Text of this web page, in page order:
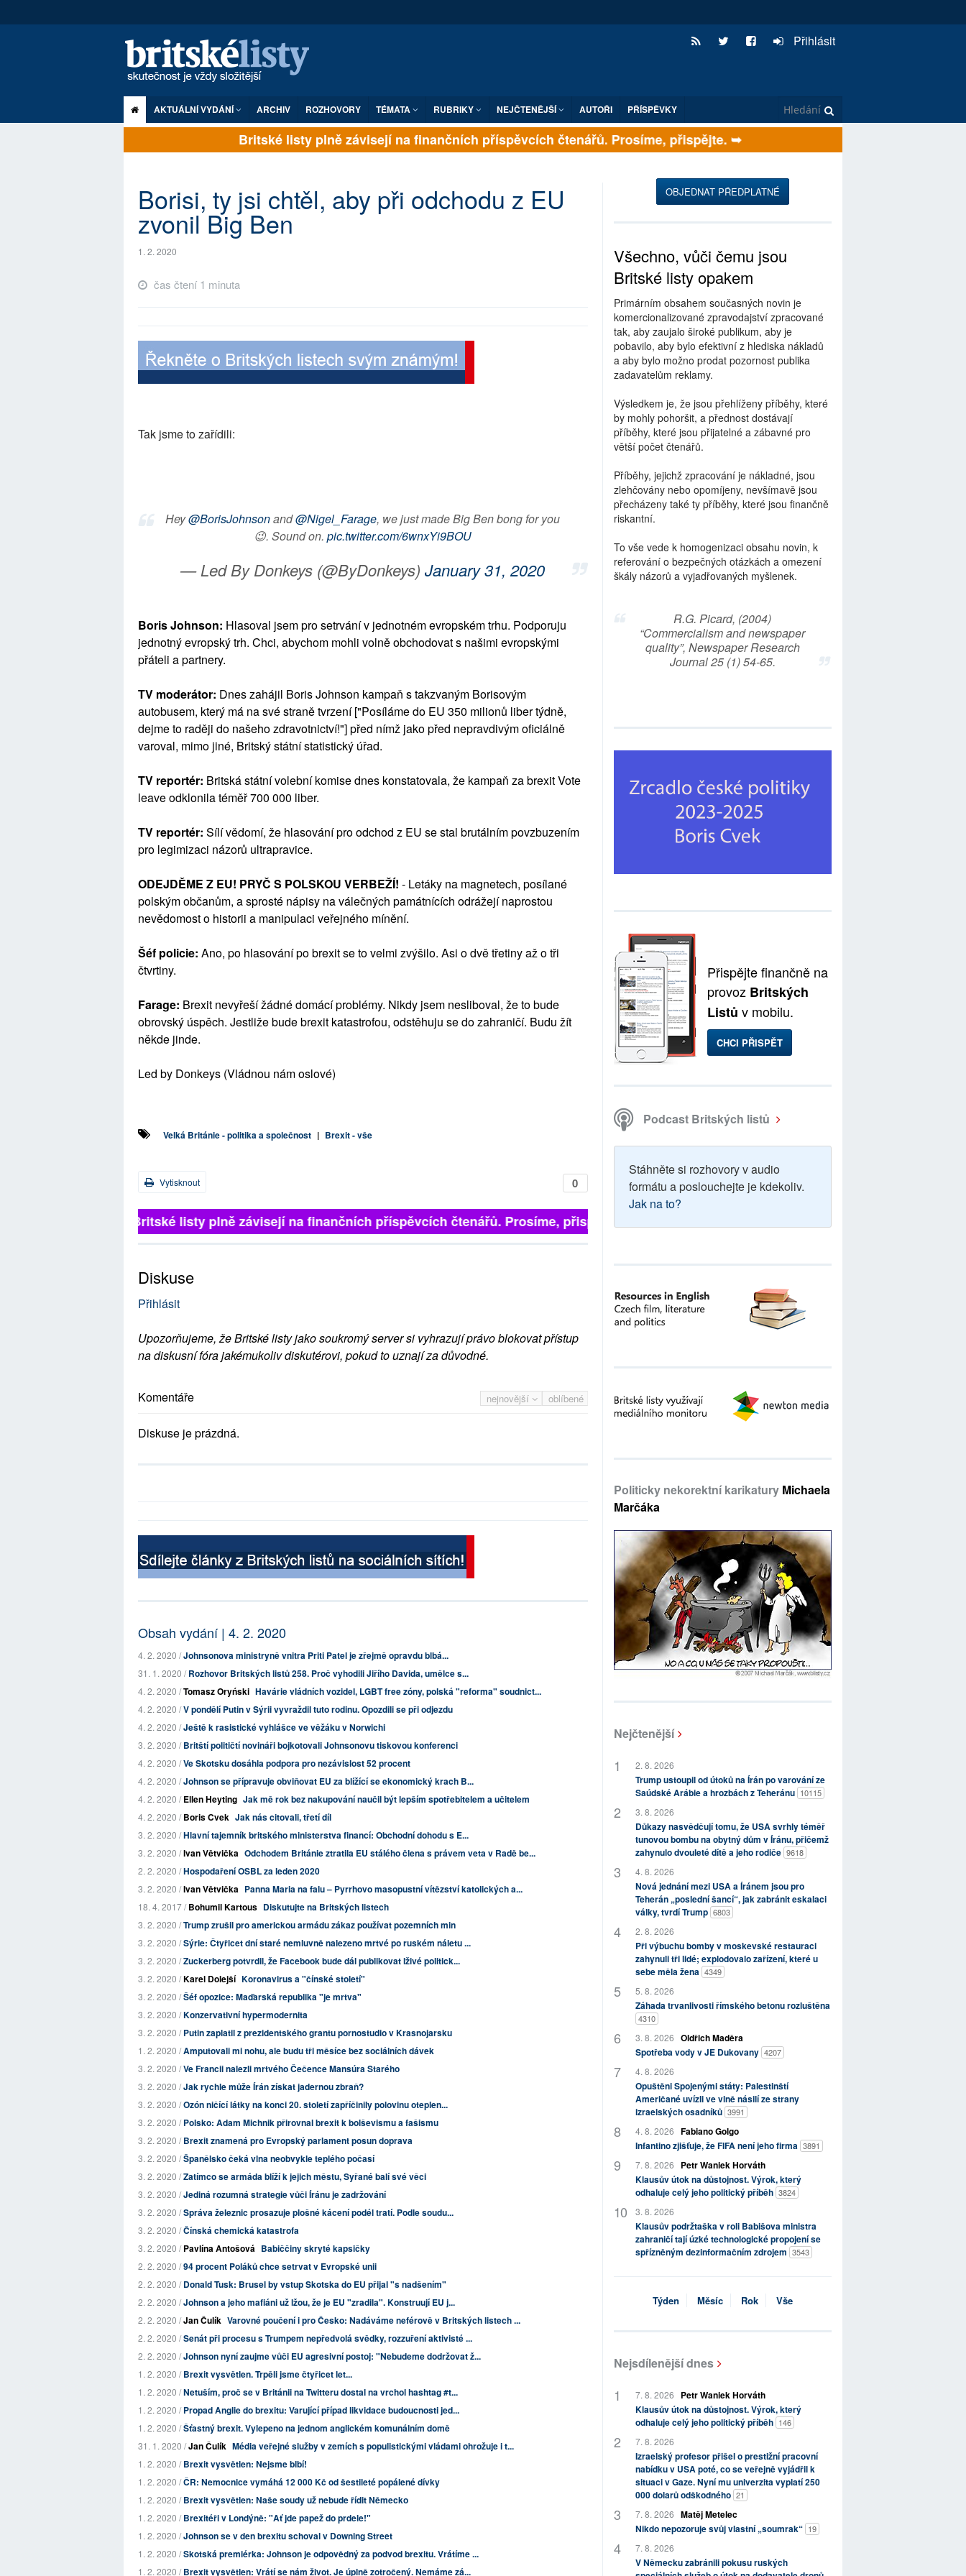
Přihlásit
AKTUÁLNÍ VYDÁNÍ ARCHIV ROZHOVORY TÉMATA RUBRIKY NEJČTENĚJŠÍ AUTOŘI PŘÍSPĚVKY
Britské listy plně závisejí na finančních příspěvcích čtenářů. Prosíme, přispějte. ➥
Borisi, ty jsi chtěl, aby při odchodu z EU
zvonil Big Ben
1. 2. 2020
čas čtení 1 minuta
Tak jsme to zařídili:
Hey@BorisJohnsonand@Nigel_Farage, we just made Big Ben bong for you
😉. Sound on.pic.twitter.com/6wnxYi9BOU
— Led By Donkeys (@ByDonkeys)January 31, 2020
Boris Johnson: Hlasoval jsem pro setrvání v jednotném evropském trhu. Podporuju
jednotný evropský trh. Chci, abychom mohli volně obchodovat s našimi evropskými
přáteli a partnery.
TV moderátor: Dnes zahájil Boris Johnson kampaň s takzvaným Borisovým
autobusem, který má na své straně tvrzení ["Posíláme do EU 350 milionů liber týdně,
dejme to raději do našeho zdravotnictví!"] před nímž jako před nepravdivým oficiálně
varoval, mimo jiné, Britský státní statistický úřad.
TV reportér: Britská státní volební komise dnes konstatovala, že kampaň za brexit Vote
leave odklonila téměř 700 000 liber.
TV reportér: Sílí vědomí, že hlasování pro odchod z EU se stal brutálním povzbuzením
pro legimizaci názorů ultrapravice.
ODEJDĚME Z EU! PRYČ S POLSKOU VERBEŽÍ! - Letáky na magnetech, posílané
polským občanům, a sprosté nápisy na válečných památnících odrážejí naprostou
nevědomost o historii a manipulaci veřejného mínění.
Šéf policie: Ano, po hlasování po brexit se to velmi zvýšilo. Asi o dvě třetiny až o tři
čtvrtiny.
Farage: Brexit nevyřeší žádné domácí problémy. Nikdy jsem nesliboval, že to bude
obrovský úspěch. Jestliže bude brexit katastrofou, odstěhuju se do zahraničí. Budu žít
někde jinde.
Led by Donkeys (Vládnou nám oslové)
Velká Británie - politika a společnost | Brexit - vše
0
Vytisknout
Britské listy plně závisejí na finančních příspěvcích čtenářů. Prosíme, přispějte. ➥
Diskuse
Přihlásit
Upozorňujeme, že Britské listy jako soukromý server si vyhrazují právo blokovat přístup
na diskusní fóra jakémukoliv diskutérovi, pokud to uznají za důvodné.
nejnovější oblíbené
Komentáře
Diskuse je prázdná.
Obsah vydání | 4. 2. 2020
4. 2. 2020 /Johnsonova ministryně vnitra Priti Patel je zřejmě opravdu blbá...
31. 1. 2020 /Rozhovor Britských listů 258. Proč vyhodili Jiřího Davida, umělce s...
4. 2. 2020 /Tomasz Oryński Havárie vládních vozidel, LGBT free zóny, polská "reforma" soudnict...
4. 2. 2020 /V pondělí Putin v Sýrii vyvraždil tuto rodinu. Opozdili se při odjezdu
4. 2. 2020 /Ještě k rasistické vyhlášce ve věžáku v Norwichi
3. 2. 2020 /Britští političtí novináři bojkotovali Johnsonovu tiskovou konferenci
4. 2. 2020 /Ve Skotsku dosáhla podpora pro nezávislost 52 procent
4. 2. 2020 /Johnson se přípravuje obviňovat EU za blížící se ekonomický krach B...
4. 2. 2020 /Ellen Heyting Jak mě rok bez nakupování naučil být lepším spotřebitelem a učitelem
4. 2. 2020 /Boris Cvek Jak nás citovali, třetí díl
3. 2. 2020 /Hlavní tajemník britského ministerstva financí: Obchodní dohodu s E...
3. 2. 2020 /Ivan Větvička Odchodem Británie ztratila EU stálého člena s právem veta v Radě be...
2. 2. 2020 /Hospodaření OSBL za leden 2020
3. 2. 2020 /Ivan Větvička Panna Maria na falu – Pyrrhovo masopustní vítězství katolických a...
18. 4. 2017 /Bohumil Kartous Diskutujte na Britských listech
3. 2. 2020 /Trump zrušil pro americkou armádu zákaz používat pozemních min
3. 2. 2020 /Sýrie: Čtyřicet dní staré nemluvně nalezeno mrtvé po ruském náletu ...
3. 2. 2020 /Zuckerberg potvrdil, že Facebook bude dál publikovat lživé politick...
3. 2. 2020 /Karel Dolejší Koronavirus a "čínské století"
3. 2. 2020 /Šéf opozice: Maďarská republika "je mrtva"
3. 2. 2020 /Konzervativní hypermodernita
3. 2. 2020 /Putin zaplatil z prezidentského grantu pornostudio v Krasnojarsku
1. 2. 2020 /Amputovali mi nohu, ale budu tři měsíce bez sociálních dávek
3. 2. 2020 /Ve Francii nalezli mrtvého Čečence Mansúra Starého
3. 2. 2020 /Jak rychle může Írán získat jadernou zbraň?
3. 2. 2020 /Ozón ničící látky na konci 20. století zapříčinily polovinu oteplen...
3. 2. 2020 /Polsko: Adam Michnik přirovnal brexit k bolševismu a fašismu
3. 2. 2020 /Brexit znamená pro Evropský parlament posun doprava
3. 2. 2020 /Španělsko čeká vlna neobvykle teplého počasí
3. 2. 2020 /Zatímco se armáda blíží k jejich městu, Syřané balí své věci
3. 2. 2020 /Jediná rozumná strategie vůči Íránu je zadržování
3. 2. 2020 /Správa železnic prosazuje plošné kácení podél tratí. Podle soudu...
3. 2. 2020 /Čínská chemická katastrofa
3. 2. 2020 /Pavlína Antošová Babiččiny skryté kapsičky
2. 2. 2020 /94 procent Poláků chce setrvat v Evropské unii
2. 2. 2020 /Donald Tusk: Brusel by vstup Skotska do EU přijal "s nadšením"
2. 2. 2020 /Johnson a jeho mafiáni už lžou, že je EU "zradila". Konstruují EU j...
2. 2. 2020 /Jan Čulík Varovné poučení i pro Česko: Nadáváme neférově v Britských listech ...
2. 2. 2020 /Senát při procesu s Trumpem nepředvolá svědky, rozzuření aktivisté ...
2. 2. 2020 /Johnson nyní zaujme vůči EU agresivní postoj: "Nebudeme dodržovat ž...
1. 2. 2020 /Brexit vysvětlen. Trpěli jsme čtyřicet let...
1. 2. 2020 /Netuším, proč se v Británii na Twitteru dostal na vrchol hashtag #t...
1. 2. 2020 /Propad Anglie do brexitu: Varující případ likvidace budoucnosti jed...
1. 2. 2020 /Šťastný brexit. Vylepeno na jednom anglickém komunálním domě
31. 1. 2020 /Jan Čulík Média veřejné služby v zemích s populistickými vládami ohrožuje i t...
1. 2. 2020 /Brexit vysvětlen: Nejsme blbí!
1. 2. 2020 /ČR: Nemocnice vymáhá 12 000 Kč od šestileté popálené dívky
1. 2. 2020 /Brexit vysvětlen: Naše soudy už nebude řídit Německo
1. 2. 2020 /Brexitéři v Londýně: "Ať jde papež do prdele!"
1. 2. 2020 /Johnson se v den brexitu schoval v Downing Street
1. 2. 2020 /Skotská premiérka: Johnson je odpovědný za podvod brexitu. Vrátíme ...
1. 2. 2020 /Brexit vysvětlen: Vrátí se nám život. Je úplně zotročený. Nemáme zá...
OBJEDNAT PŘEDPLATNÉ
Všechno, vůči čemu jsou
Britské listy opakem
Primárním obsahem současných novin je
komercionalizované zpravodajství zpracované
tak, aby zaujalo široké publikum, aby je
pobavilo, aby bylo efektivní z hlediska nákladů
a aby bylo možno prodat pozornost publika
zadavatelům reklamy.
Výsledkem je, že jsou přehlíženy příběhy, které
by mohly pohoršit, a přednost dostávají
příběhy, které jsou přijatelné a zábavné pro
větší počet čtenářů.
Příběhy, jejichž zpracování je nákladné, jsou
zlehčovány nebo opomíjeny, nevšímavě jsou
přecházeny také ty příběhy, které jsou finančně
riskantní.
To vše vede k homogenizaci obsahu novin, k
referování o bezpečných otázkách a omezení
škály názorů a vyjadřovaných myšlenek.
R.G. Picard, (2004)
“Commercialism and newspaper
quality”, Newspaper Research
Journal 25 (1) 54-65.
Přispějte finančně na
provoz Britských
Listů v mobilu.
CHCI PŘISPĚT
Podcast Britských listů
Stáhněte si rozhovory v audio
formátu a poslouchejte je kdekoliv.
Jak na to?
Politicky nekorektní karikatury Michaela
Marčáka
Nejčtenější
2. 8. 2026
Trump ustoupil od útoků na Írán po varování ze
Saúdské Arábie a hrozbách z Teheránu 10115
3. 8. 2026
Důkazy nasvědčují tomu, že USA svrhly téměř
tunovou bombu na obytný dům v Íránu, přičemž
zahynulo dvouleté dítě a jeho rodiče 9618
4. 8. 2026
Nová jednání mezi USA a Íránem jsou pro
Teherán „poslední šancí“, jak zabránit eskalaci
války, tvrdí Trump 6803
2. 8. 2026
Při výbuchu bomby v moskevské restauraci
zahynuli tři lidé; explodovalo zařízení, které u
sebe měla žena 4349
5. 8. 2026
Záhada trvanlivosti římského betonu rozluštěna
4310
3. 8. 2026 Oldřich Maděra
Spotřeba vody v JE Dukovany 4207
4. 8. 2026
Opuštěni Spojenými státy: Palestinští
Američané uvízli ve vlně násilí ze strany
izraelských osadníků 3991
4. 8. 2026 Fabiano Golgo
Infantino zjišťuje, že FIFA není jeho firma 3891
7. 8. 2026
Petr Waniek Horváth
Klausův útok na důstojnost. Výrok, který
odhaluje celý jeho politický příběh 3824
3. 8. 2026
Klausův podržtaška v roli Babišova ministra
zahraničí tají úzké technologické propojení se
spřízněným dezinformačním zdrojem 3543
Týden Měsíc Rok Vše
Nejsdílenější dnes
7. 8. 2026
Petr Waniek Horváth
Klausův útok na důstojnost. Výrok, který
odhaluje celý jeho politický příběh 146
7. 8. 2026
Izraelský profesor přišel o prestižní pracovní
nabídku v USA poté, co se veřejně vyjádřil k
situaci v Gaze. Nyní mu univerzita vyplatí 250
000 dolarů odškodného 21
7. 8. 2026 Matěj Metelec
Nikdo nepozoruje svůj vlastní „soumrak“ 19
7. 8. 2026
V Německu zabránili pokusu ruských